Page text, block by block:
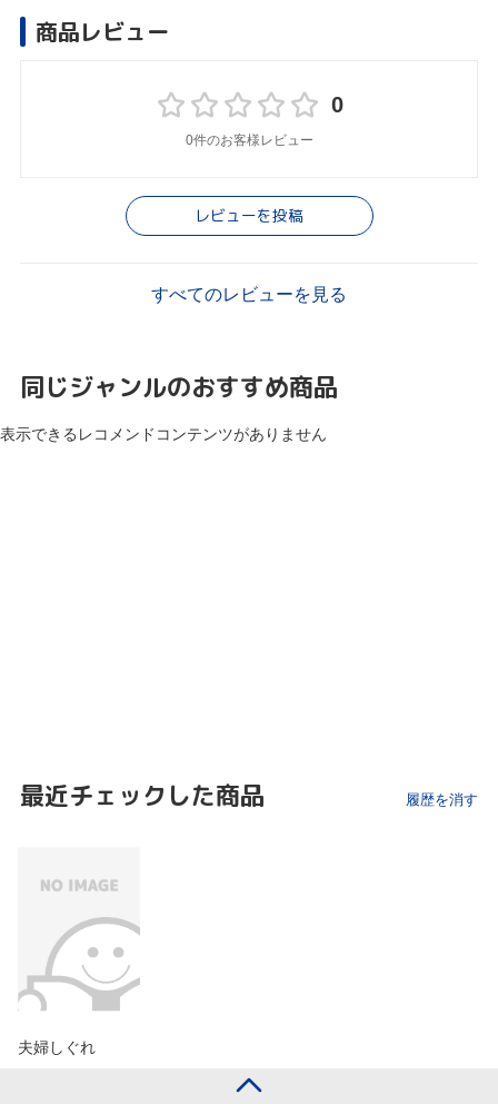
商品レビュー
0
0件のお客様レビュー
レビューを投稿
すべてのレビューを見る
同じジャンルのおすすめ商品
表示できるレコメンドコンテンツがありません
最近チェックした商品 履歴を消す
夫婦しぐれ